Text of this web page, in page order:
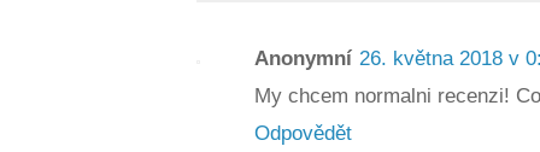
Anonymní 26. května 2018 v
My chcem normalni recenzi!
Odpovědět